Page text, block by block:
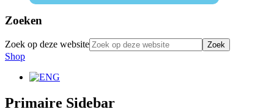
Zoeken
Zoek op deze website
Shop
Primaire Sidebar